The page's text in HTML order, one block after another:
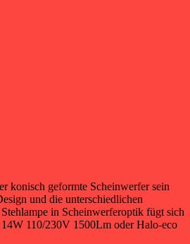
konisch geformte Scheinwerfer sein
und die unterschiedlichen
in Scheinwerferoptik fügt sich
110/230V 1500Lm oder Halo-eco